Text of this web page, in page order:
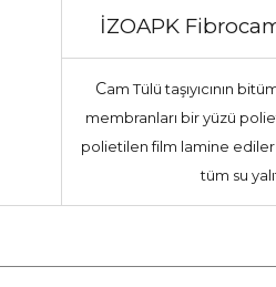
İZOAPK
Cam Tülü taşıyıcının
membranları bir yüzü
polietilen film lamine
tüm su